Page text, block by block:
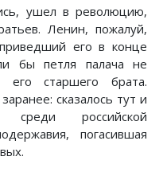
ушел в революцию,
Ленин, пожалуй,
его в конце
бы петля палача не
его старшего брата.
сказалось тут и
среди российской
погасившая